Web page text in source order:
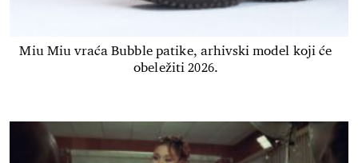
Miu Miu vraća Bubble patike, arhivski model koji će
obeležiti 2026.